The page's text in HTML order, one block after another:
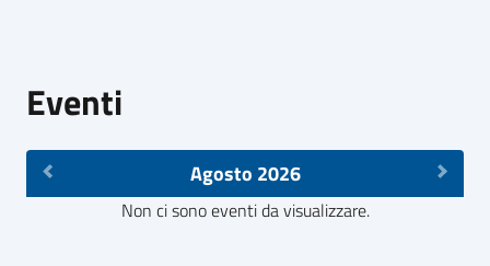
Eventi
Agosto 2026
Non ci sono eventi da visualizzare.